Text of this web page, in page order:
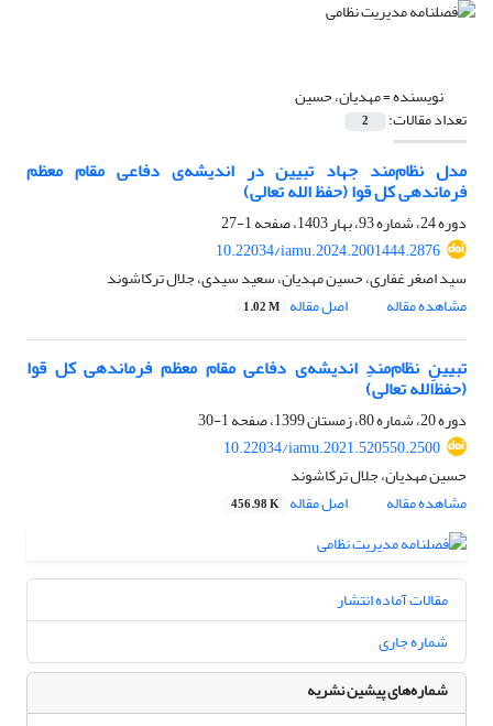
نویسنده =مهدیان، حسین
تعداد مقالات: 2
مدل نظام‌مند جهاد تبیین در اندیشه‌ی دفاعی مقام معظم
فرماندهی کل قوا (حفظ الله تعالی)
دوره 24، شماره 93، بهار 1403، صفحه
1-27
10.22034/iamu.2024.2001444.2876
سید اصغر غفاری، حسین مهدیان، سعید سیدی، جلال ترکاشوند
مشاهده مقاله
اصل مقاله 1.02 M
تبیینِ نظام‌مندِ اندیشه‌ی دفاعی مقام معظم فرماندهی کل قوا
(حفظ‌الله تعالی)
دوره 20، شماره 80، زمستان 1399، صفحه
1-30
10.22034/iamu.2021.520550.2500
حسین مهدیان، جلال ترکاشوند
مشاهده مقاله
اصل مقاله 456.98 K
مقالات آماده انتشار
شماره جاری
شماره‌های پیشین نشریه